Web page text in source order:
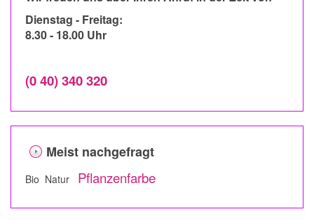
Dienstag - Freitag:
8.30 - 18.00 Uhr
(0 40) 340 320
Meist nachgefragt
Bio Natur Pflanzenfarbe